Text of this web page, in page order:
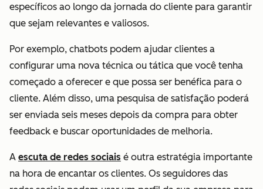
específicos ao longo da jornada do cliente para garantir
que sejam relevantes e valiosos.
Por exemplo, chatbots podem ajudar clientes a
configurar uma nova técnica ou tática que você tenha
começado a oferecer e que possa ser benéfica para o
cliente. Além disso, uma pesquisa de satisfação poderá
ser enviada seis meses depois da compra para obter
feedback e buscar oportunidades de melhoria.
A escuta de redes sociais é outra estratégia importante
na hora de encantar os clientes. Os seguidores das